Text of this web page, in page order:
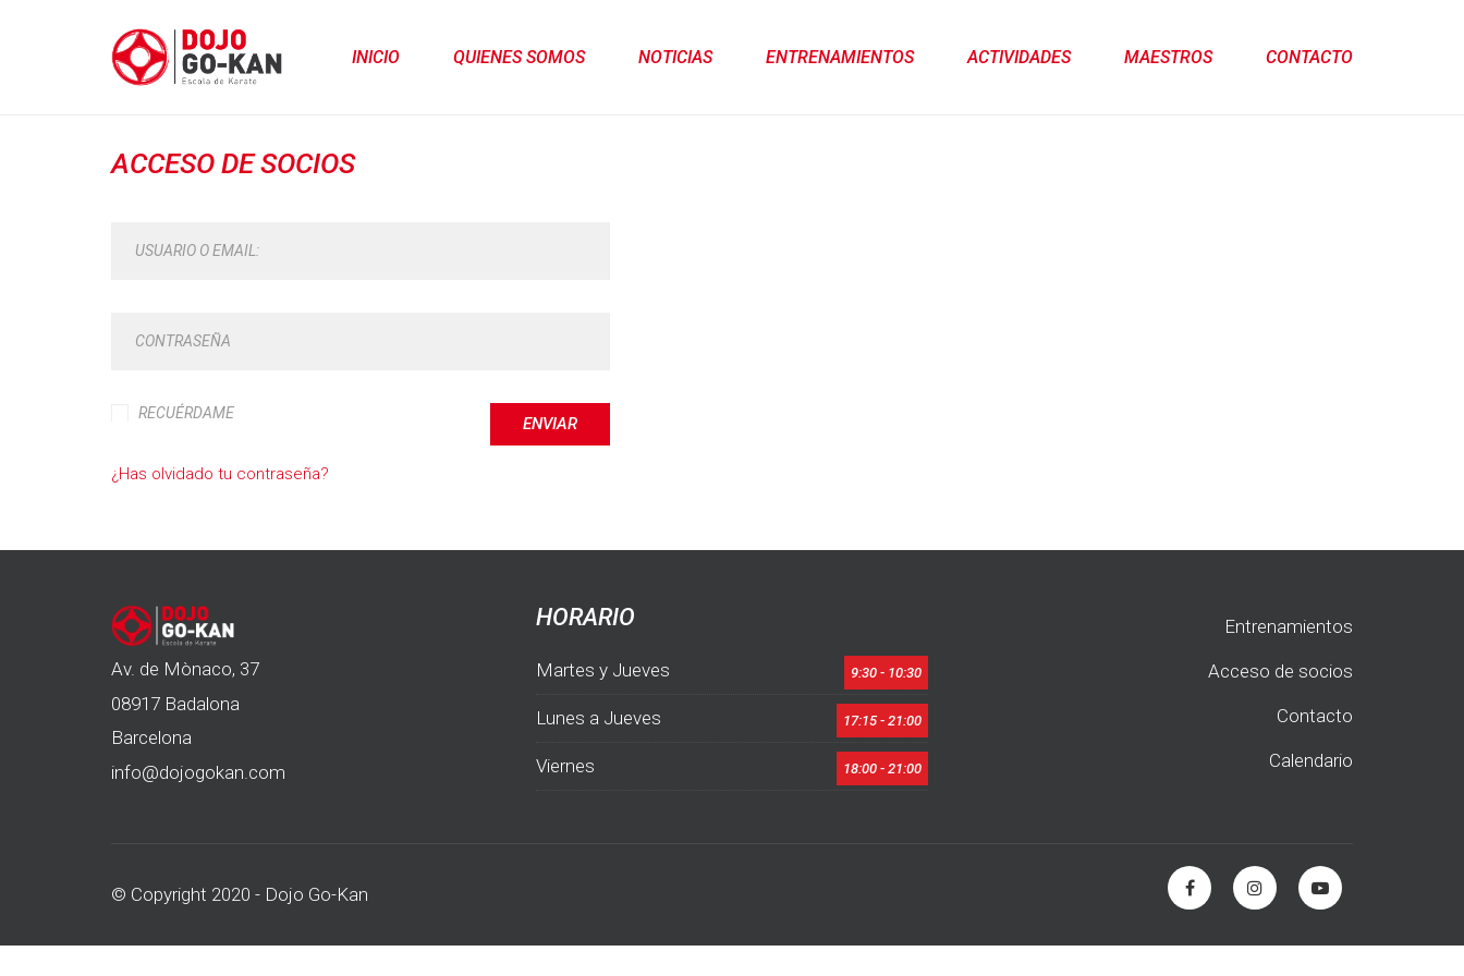
INICIO QUIENES SOMOS NOTICIAS ENTRENAMIENTOS ACTIVIDADES MAESTROS CONTACTO
ACCESO DE SOCIOS
USUARIO O EMAIL:
CONTRASEÑA
RECUÉRDAME
ENVIAR
¿Has olvidado tu contraseña?
Av. de Mònaco, 37
08917 Badalona
Barcelona
info@dojogokan.com
HORARIO
Martes y Jueves 9:30 - 10:30
Lunes a Jueves 17:15 - 21:00
Viernes 18:00 - 21:00
Entrenamientos
Acceso de socios
Contacto
Calendario
© Copyright 2020 - Dojo Go-Kan